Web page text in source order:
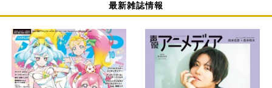
最新雑誌情報